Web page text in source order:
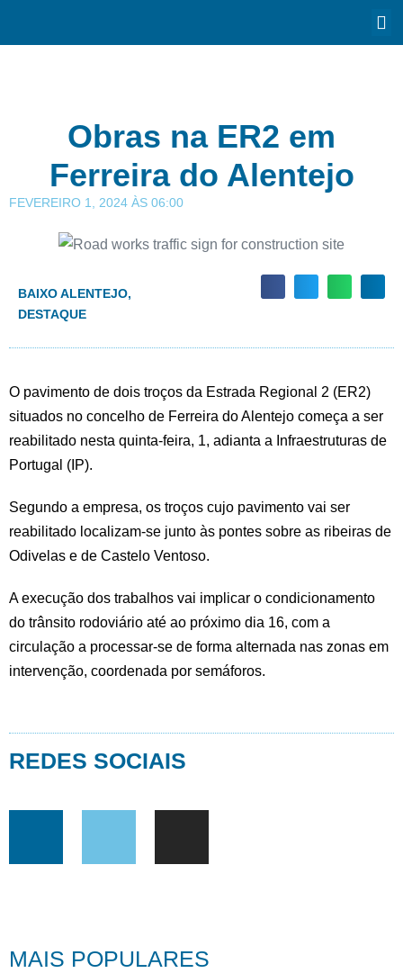
Obras na ER2 em
Ferreira do Alentejo
FEVEREIRO 1, 2024 ÀS 06:00
BAIXO ALENTEJO,
DESTAQUE
O pavimento de dois troços da Estrada Regional 2 (ER2)
situados no concelho de Ferreira do Alentejo começa a ser
reabilitado nesta quinta-feira, 1, adianta a Infraestruturas de
Portugal (IP).
Segundo a empresa, os troços cujo pavimento vai ser
reabilitado localizam-se junto às pontes sobre as ribeiras de
Odivelas e de Castelo Ventoso.
A execução dos trabalhos vai implicar o condicionamento
do trânsito rodoviário até ao próximo dia 16, com a
circulação a processar-se de forma alternada nas zonas em
intervenção, coordenada por semáforos.
REDES SOCIAIS
MAIS POPULARES